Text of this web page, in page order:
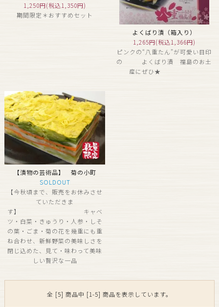
1,250円(税込1,350円)
期間限定＊おすすめセット
よくばり漬（箱入り）
1,265円(税込1,366円)
ピンクの“八重たん”が可愛い目印
の よくばり漬 福島のお土
産にぜひ★
【漬物の芸術品】 菊の小町
SOLDOUT
【今秋頃まで、販売をお休みさせ
ていただきま
す】 キャベ
ツ・白菜・きゅうり・人参・しそ
の葉・ごま・菊の花を幾重にも重
ね合わせ、新鮮野菜の美味しさを
閉じ込めた、見て・味わって美味
しい贅沢な一品
全 [5] 商品中 [1-5] 商品を表示しています。